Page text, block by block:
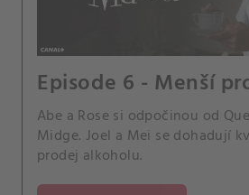
Episode 6 - Menší
Abe a Rose si odpočinou od
Midge. Joel a Mei se dohadují
prodej alkoholu.